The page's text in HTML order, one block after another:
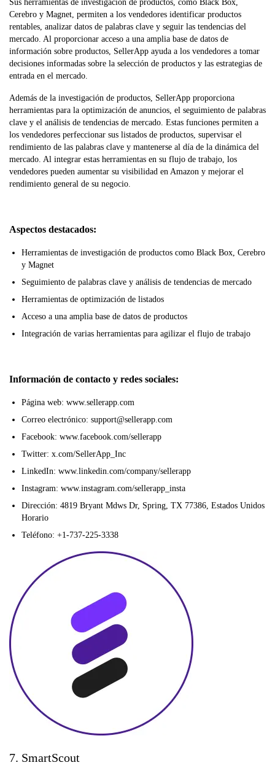
Sus herramientas de investigación de productos, como Black Box,
Cerebro y Magnet, permiten a los vendedores identificar productos
rentables, analizar datos de palabras clave y seguir las tendencias del
mercado. Al proporcionar acceso a una amplia base de datos de
información sobre productos, SellerApp ayuda a los vendedores a tomar
decisiones informadas sobre la selección de productos y las estrategias de
entrada en el mercado.
Además de la investigación de productos, SellerApp proporciona
herramientas para la optimización de anuncios, el seguimiento de palabras
clave y el análisis de tendencias de mercado. Estas funciones permiten a
los vendedores perfeccionar sus listados de productos, supervisar el
rendimiento de las palabras clave y mantenerse al día de la dinámica del
mercado. Al integrar estas herramientas en su flujo de trabajo, los
vendedores pueden aumentar su visibilidad en Amazon y mejorar el
rendimiento general de su negocio.
Aspectos destacados:
Herramientas de investigación de productos como Black Box, Cerebro
y Magnet
Seguimiento de palabras clave y análisis de tendencias de mercado
Herramientas de optimización de listados
Acceso a una amplia base de datos de productos
Integración de varias herramientas para agilizar el flujo de trabajo
Información de contacto y redes sociales:
Página web: www.sellerapp.com
Correo electrónico: support@sellerapp.com
Facebook: www.facebook.com/sellerapp
Twitter: x.com/SellerApp_Inc
LinkedIn: www.linkedin.com/company/sellerapp
Instagram: www.instagram.com/sellerapp_insta
Dirección: 4819 Bryant Mdws Dr, Spring, TX 77386, Estados Unidos
Horario
Teléfono: +1-737-225-3338
7. SmartScout